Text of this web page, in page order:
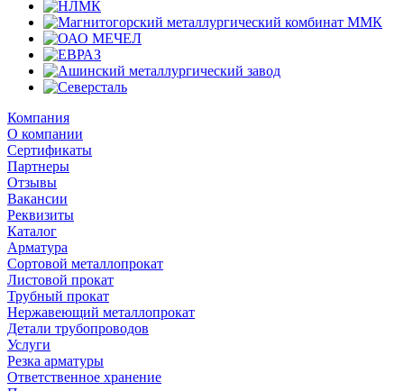
Компания
О компании
Сертификаты
Партнеры
Отзывы
Вакансии
Реквизиты
Каталог
Арматура
Сортовой металлопрокат
Листовой прокат
Трубный прокат
Нержавеющий металлопрокат
Детали трубопроводов
Услуги
Резка арматуры
Ответственное хранение